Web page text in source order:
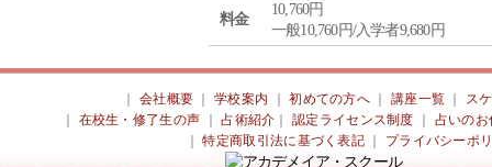
料金
10,760円
一般10,760円/入学者9,680円
会社概要 ｜学校案内 ｜初めての方へ 講座一覧
ス
在校生・修了生の声 ｜占術紹介 ｜認定ライセンス制度
占いのお
｜特定商取引法に基づく表記 プライバシーポ